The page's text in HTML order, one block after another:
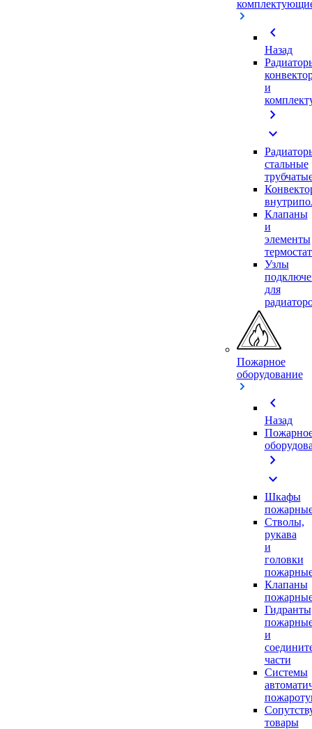
chevron_left
Назад
и
chevron_right
expand_more
стальные
Клапаны
и
элементы
Узлы
для
Пожарное
оборудование
chevron_left
Назад
chevron_right
expand_more
Шкафы
Стволы,
рукава
и
головки
Клапаны
Гидранты
и
части
Системы
товары